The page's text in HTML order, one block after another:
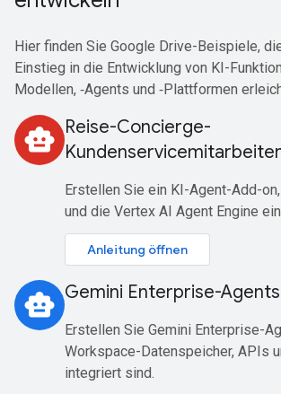
Hier finden Sie Google Drive-Beispiele,
Einstieg in die Entwicklung von KI-
Modellen, ‑Agents und ‑Plattformen
smart_toy Reise-Concierge-
Kundenservicemitarbeiter
Erstellen Sie ein KI-Agent-Add-
und die Vertex AI Agent Engine
Anleitung öffnen
smart_toy Gemini Enterprise-Agents
Erstellen Sie Gemini Enterprise-
Workspace-Datenspeicher, APIs
integriert sind.